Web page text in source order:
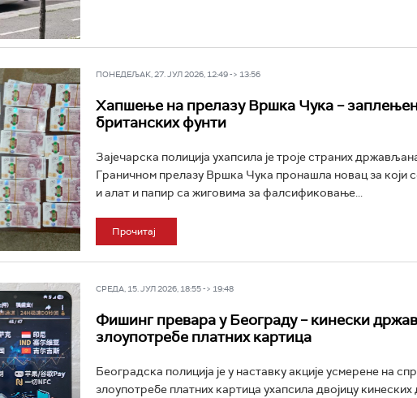
ПОНЕДЕЉАК, 27. ЈУЛ 2026, 12:49 -> 13:56
Хапшење на прелазу Вршка Чука –
британских фунти
Зајечарска полиција ухапсила је троје страних
Граничном прелазу Вршка Чука пронашла новац за који
и алат и папир са жиговима за фалсификовање...
Прочитај
СРЕДА, 15. ЈУЛ 2026, 18:55 -> 19:48
Фишинг превара у Београду – кинески
злоупотребе платних картица
Београдска полиција је у наставку акције усмерене на
злоупотребе платних картица ухапсила двојицу